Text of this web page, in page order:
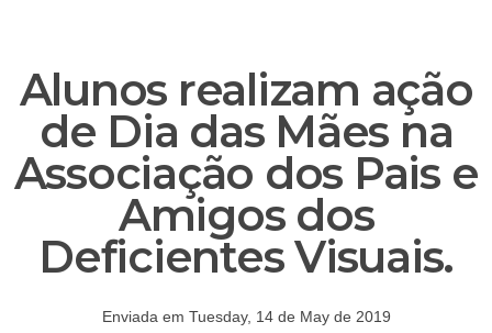
Alunos realizam ação
de Dia das Mães na
Associação dos Pais e
Amigos dos
Deficientes Visuais.
Enviada em Tuesday, 14 de May de 2019